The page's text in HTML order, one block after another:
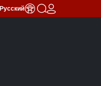
Русский